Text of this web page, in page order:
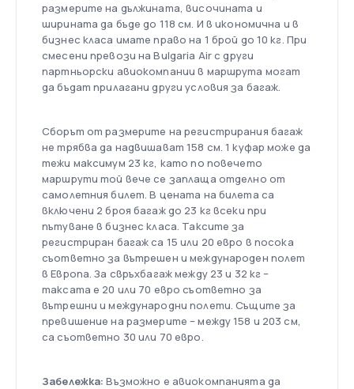
размерите на дължината, височината и
ширината да бъде до 118 см. И в икономична и в
бизнес класа имате право на 1 брой до 10 кг. При
смесени превози на Bulgaria Air с други
партньорски авиокомпании в маршрута могат
да бъдат прилагани други условия за багаж.
Сборът от размерите на регистрирания багаж
не трябва да надвишават 158 см. 1 куфар може да
тежи максимум 23 кг, като по повечето
маршрути той вече се заплаща отделно от
самолетния билет. В цената на билета са
включени 2 броя багаж до 23 кг всеки при
пътуване в бизнес класа. Таксите за
регистриран багаж сa 15 или 20 евро в посока
съответно за вътрешен и международен полет
в Европа. За свръхбагаж между 23 и 32 кг –
таксата е 20 или 70 евро съответно за
вътрешни и международни полети. Същите за
превишение на размерите – между 158 и 203 см,
са съответно 30 или 70 евро.
Забележка:Възможно е авиокомпанията да